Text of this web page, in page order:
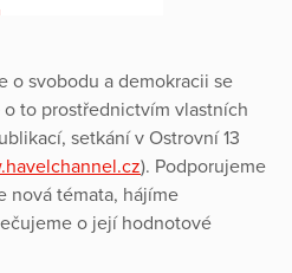
o svobodu a demokracii se
to prostřednictvím vlastních
setkání v Ostrovní 13
). Podporujeme
nová témata, hájíme
o její hodnotové